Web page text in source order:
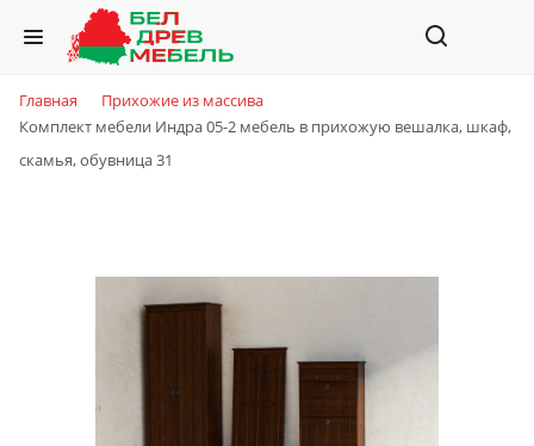
Главная
Прихожие из массива
Комплект мебели Индра 05-2 мебель в прихожую вешалка, шкаф,
скамья, обувница 31